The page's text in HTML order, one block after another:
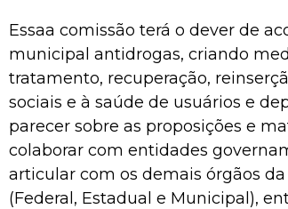
Essaa comissão terá o dever de
municipal antidrogas, criando
tratamento, recuperação,
sociais e à saúde de usuários e
parecer sobre as proposições e
colaborar com entidades
articular com os demais órgãos
(Federal, Estadual e Municipal),